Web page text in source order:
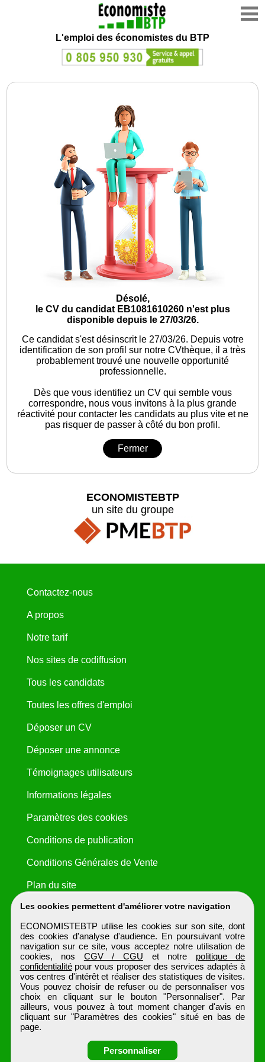
L'emploi des économistes du BTP
Désolé,
le CV du candidat EB1081610260 n'est plus
disponible depuis le 27/03/26.
Ce candidat s'est désinscrit le 27/03/26. Depuis votre
identification de son profil sur notre CVthèque, il a très
probablement trouvé une nouvelle opportunité
professionnelle.
Dès que vous identifiez un CV qui semble vous
correspondre, nous vous invitons à la plus grande
réactivité pour contacter les candidats au plus vite et ne
pas risquer de passer à côté du bon profil.
Fermer
Les cookies permettent d'améliorer votre navigation
ECONOMISTEBTP utilise les cookies sur son site, dont
des cookies d'analyse d'audience. En poursuivant votre
navigation sur ce site, vous acceptez notre utilisation de
cookies, nos CGV / CGU et notre politique de
confidentialitépour vous proposer des services adaptés à
vos centres d'intérêt et réaliser des statistiques de visites.
Vous pouvez choisir de refuser ou de personnaliser vos
choix en cliquant sur le bouton "Personnaliser". Par
ailleurs, vous pouvez à tout moment changer d'avis en
cliquant sur "Paramètres des cookies" situé en bas de
page.
Personnaliser
ECONOMISTEBTP
un site du groupe
Contactez-nous
A propos
Notre tarif
Nos sites de codiffusion
Tous les candidats
Toutes les offres d'emploi
Déposer un CV
Déposer une annonce
Témoignages utilisateurs
Informations légales
Paramètres des cookies
Conditions de publication
Conditions Générales de Vente
Plan du site